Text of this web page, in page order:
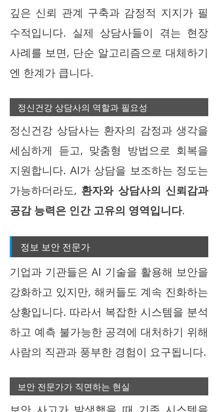
깊은 신뢰 관계 구축과 감정적 지지가 필
수적입니다. 실제 상담사들이 겪는 현장
사례를 보면, 단순 알고리즘으로 대체하기
엔 한계가 큽니다.
정신건강 상담사의 역할과 필요성
정신건강 상담사는 환자의 감정과 생각을
세심하게 듣고, 맞춤형 방법으로 회복을
지원합니다. AI가 상담을 보조하는 정도는
가능하더라도, 환자와 상담사의 신뢰감과
공감 능력은 인간 고유의 영역입니다.
정보 보안 전문가
기업과 기관들은 AI 기술을 활용해 보안을
강화하고 있지만, 해커들도 계속 진화하는
상황입니다. 따라서 복잡한 시스템을 분석
하고 예측 불가능한 공격에 대처하기 위해
사람의 직관과 풍부한 경험이 요구됩니다.
보안 전문가가 직면하는 현실